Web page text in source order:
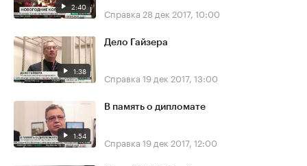
2:40 Справка 28 дек 2017, 10:00
1:38
Дело Гайзера
Справка 19 дек 2017, 13:00
1:54
В память о дипломате
Справка 19 дек 2017, 12:00